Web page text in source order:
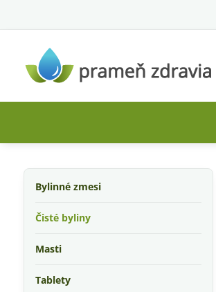
Bylinné zmesi
Čisté byliny
Masti
Tablety